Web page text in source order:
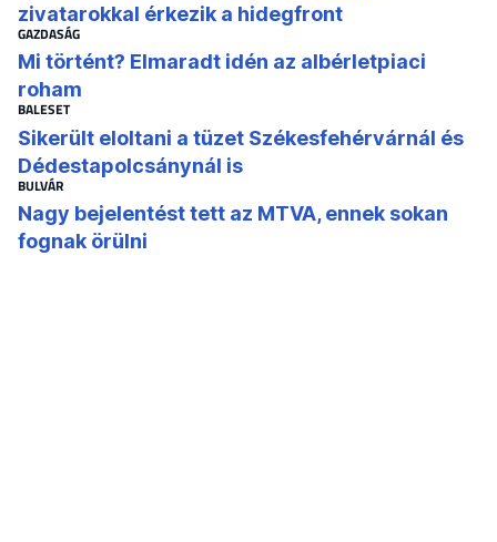
zivatarokkal érkezik a hidegfront
GAZDASÁG
Mi történt? Elmaradt idén az albérletpiaci
roham
BALESET
Sikerült eloltani a tüzet Székesfehérvárnál és
Dédestapolcsánynál is
BULVÁR
Nagy bejelentést tett az MTVA, ennek sokan
fognak örülni